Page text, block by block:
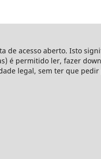
de acesso aberto. Isto
é permitido ler, fazer
legal, sem ter que